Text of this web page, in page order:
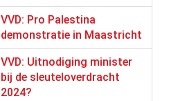
VVD: Pro Palestina
demonstratie in Maastricht
VVD: Uitnodiging minister
bij de sleuteloverdracht
2024?